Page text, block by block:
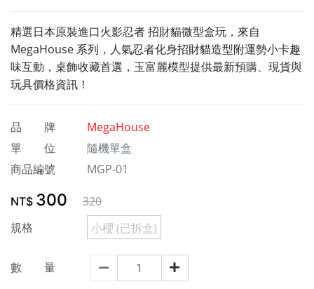
精選日本原裝進口火影忍者 招財貓微型盒玩，來自
MegaHouse 系列，人氣忍者化身招財貓造型附運勢小卡趣
味互動，桌飾收藏首選，玉富麗模型提供最新預購、現貨與
玩具價格資訊！
品 牌
MegaHouse
單 位
隨機單盒
商品編號
MGP-01
NT$ 300
320
規格
小櫻 (已拆盒)
數 量